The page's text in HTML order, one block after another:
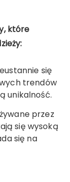
które
się
trendów
unikalność.
przez
się wysoką
się na